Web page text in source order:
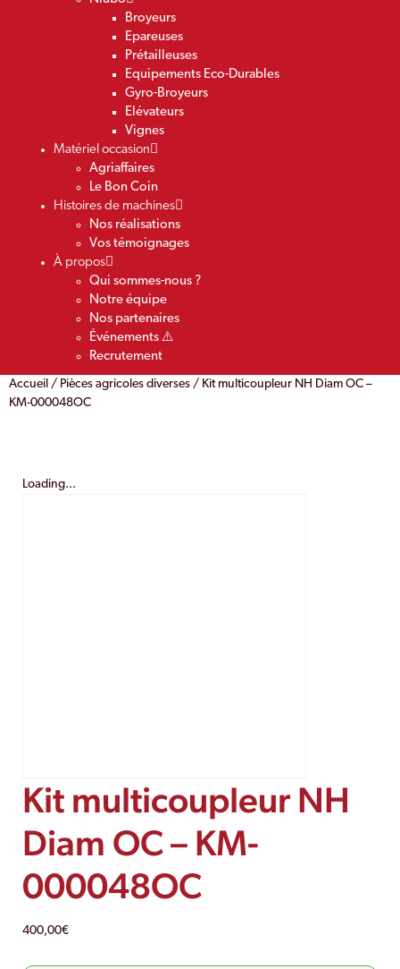
Broyeurs
Epareuses
Prétailleuses
Equipements Eco-Durables
Gyro-Broyeurs
Elévateurs
Vignes
Matériel occasion
Agriaffaires
Le Bon Coin
Histoires de machines
Nos réalisations
Vos témoignages
À propos
Qui sommes-nous ?
Notre équipe
Nos partenaires
Événements ⚠️
Recrutement
Accueil / Pièces agricoles diverses / Kit multicoupleur NH Diam OC –
KM-000048OC
Loading...
Kit multicoupleur NH
Diam OC – KM-
000048OC
400,00€